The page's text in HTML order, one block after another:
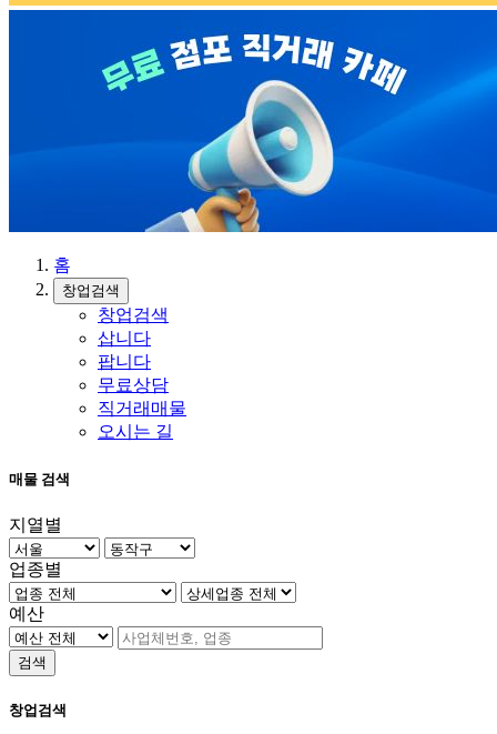
홈
창업검색
창업검색
삽니다
팝니다
무료상담
직거래매물
오시는 길
매물 검색
지열별
업종별
예산
검색
창업검색